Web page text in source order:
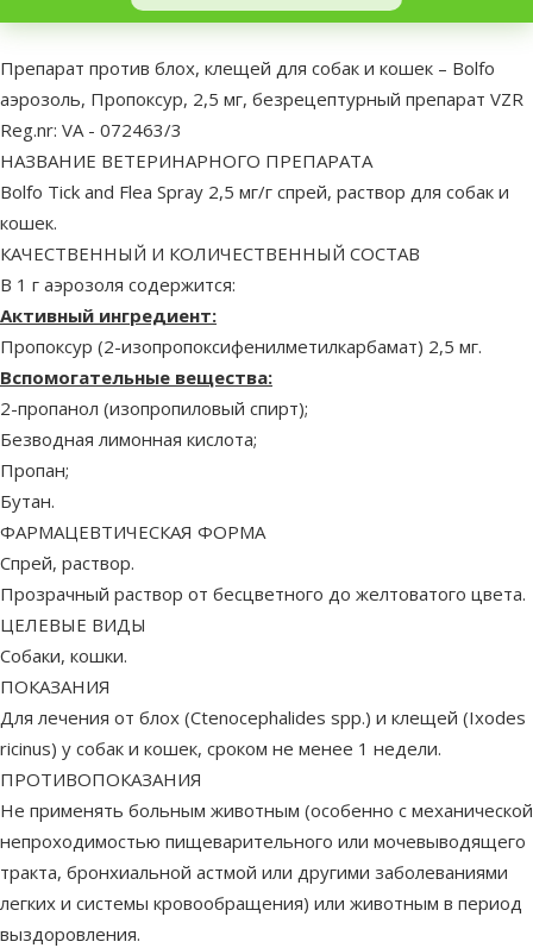
superzoo.product.detail.content
Препарат против блох, клещей для собак и кошек – Bolfo
аэрозоль, Пропоксур, 2,5 мг, безрецептурный препарат VZR
Reg.nr: VA - 072463/3
НАЗВАНИЕ ВЕТЕРИНАРНОГО ПРЕПАРАТА
Bolfo Tick and Flea Spray 2,5 мг/г спрей, раствор для собак и
кошек.
КАЧЕСТВЕННЫЙ И КОЛИЧЕСТВЕННЫЙ СОСТАВ
В 1 г аэрозоля содержится:
Активный ингредиент:
Пропоксур (2-изопропоксифенилметилкарбамат) 2,5 мг.
Вспомогательные вещества:
2-пропанол (изопропиловый спирт);
Безводная лимонная кислота;
Пропан;
Бутан.
ФАРМАЦЕВТИЧЕСКАЯ ФОРМА
Cпрей, раствор.
Прозрачный раствор от бесцветного до желтоватого цвета.
ЦЕЛЕВЫЕ ВИДЫ
Собаки, кошки.
ПОКАЗАНИЯ
Для лечения от блох (Ctenocephalides spp.) и клещей (Ixodes
ricinus) у собак и кошек, сроком не менее 1 недели.
ПРОТИВОПОКАЗАНИЯ
Не применять больным животным (особенно с механической
непроходимостью пищеварительного или мочевыводящего
тракта, бронхиальной астмой или другими заболеваниями
легких и системы кровообращения) или животным в период
выздоровления.